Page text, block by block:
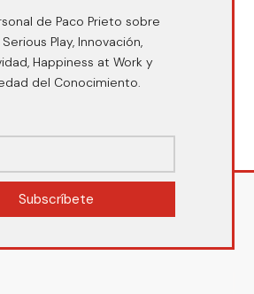
de Paco Prieto sobre
Play, Innovación,
Happiness at Work y
del Conocimiento.
Subscríbete